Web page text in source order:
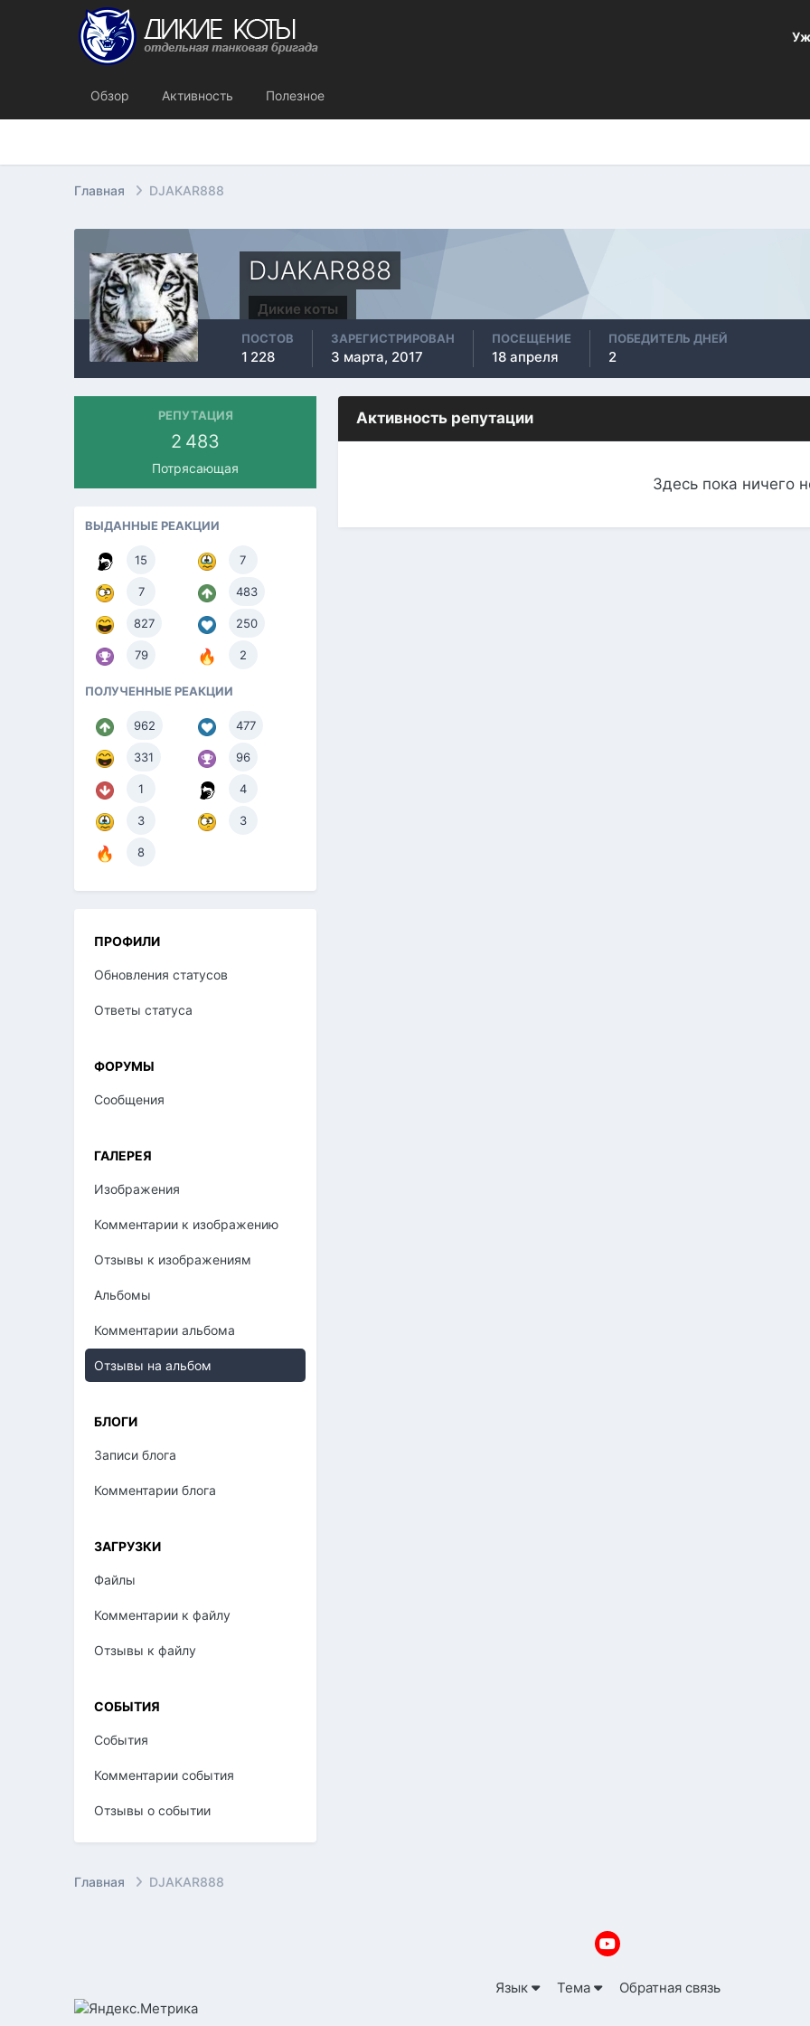
Обзор Активность Полезное
Главная DJAKAR888
DJAKAR888
Дикие коты
ПОСТОВ
1 228
ЗАРЕГИСТРИРОВАН
3 марта, 2017
ПОСЕЩЕНИЕ
18 апреля
ПОБЕДИТЕЛЬ ДНЕЙ
2
РЕПУТАЦИЯ
2 483
Потрясающая
ВЫДАННЫЕ РЕАКЦИИ
15 7
7 483
827 250
79 2
ПОЛУЧЕННЫЕ РЕАКЦИИ
962 477
331 96
1 4
3 3
8
ПРОФИЛИ
Обновления статусов
Ответы статуса
ФОРУМЫ
Сообщения
ГАЛЕРЕЯ
Изображения
Комментарии к изображению
Отзывы к изображениям
Альбомы
Комментарии альбома
Отзывы на альбом
БЛОГИ
Записи блога
Комментарии блога
ЗАГРУЗКИ
Файлы
Комментарии к файлу
Отзывы к файлу
СОБЫТИЯ
События
Комментарии события
Отзывы о событии
Активность репутации
Здесь пока ничего
Главная DJAKAR888
Язык Тема Обратная связь